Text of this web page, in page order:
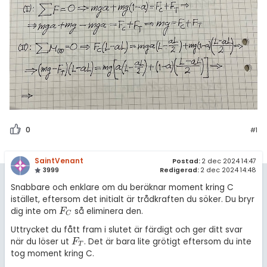
0 #1
SaintVenant
3999
Postad: 2 dec 2024 14:47
Redigerad: 2 dec 2024 14:48
Snabbare och enklare om du beräknar moment kring C
istället, eftersom det initialt är trådkraften du söker. Du bryr
dig inte om FC
FC så eliminera den.
Uttrycket du fått fram i slutet är färdigt och ger ditt svar
när du löser ut FT
FT . Det är bara lite grötigt eftersom du inte
tog moment kring C.